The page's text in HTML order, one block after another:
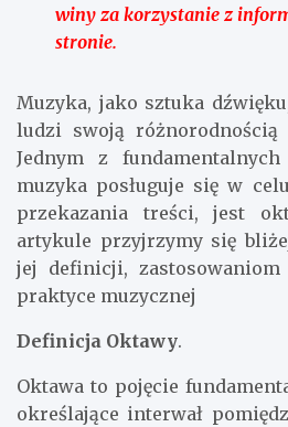
winy za korzystanie z
stronie.
Muzyka, jako sztuka
ludzi swoją różnorodnością
Jednym z
muzyka posługuje się w
przekazania treści, jest
artykule przyjrzymy się
jej definicji,
praktyce muzycznej
Definicja Oktawy.
Oktawa to pojęcie
określające interwał